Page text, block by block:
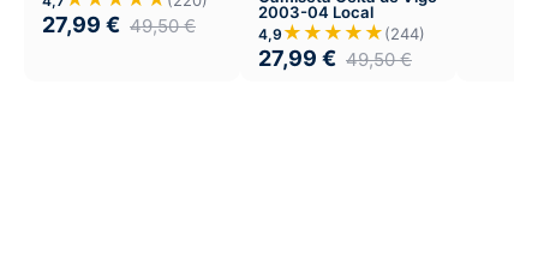
27,99 € 49,50€
2003-04 Local
4,9 ★★★★★(244)
27,99 € 49,50€